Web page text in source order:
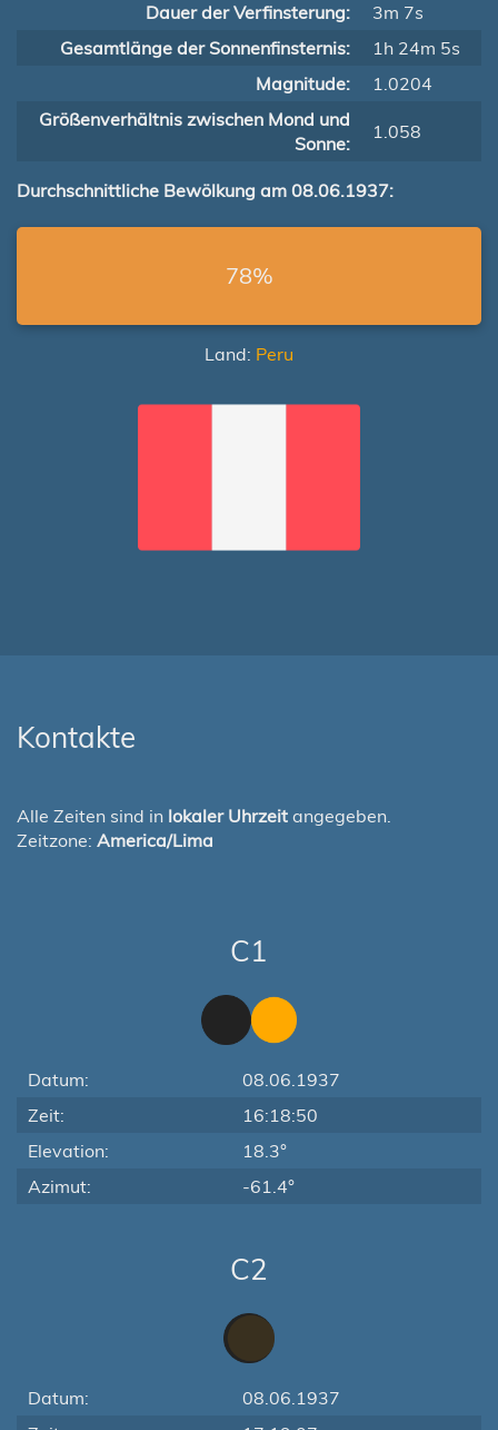
Dauer der Verfinsterung:
3m 7s
Gesamtlänge der Sonnenfinsternis:
1h 24m 5s
Magnitude:
1.0204
Größenverhältnis zwischen Mond und
Sonne:
1.058
Durchschnittliche Bewölkung am 08.06.1937:
78%
Land: Peru
Kontakte
Alle Zeiten sind in lokaler Uhrzeit angegeben.
Zeitzone: America/Lima
C1
Datum:
08.06.1937
Zeit:
16:18:50
Elevation:
18.3°
Azimut:
-61.4°
C2
Datum:
08.06.1937